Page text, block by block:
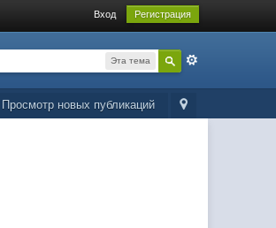
Вход Регистрация
Эта тема
Просмотр новых публикаций